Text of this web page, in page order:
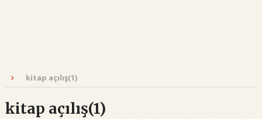
kitap açılış(1)
kitap açılış(1)